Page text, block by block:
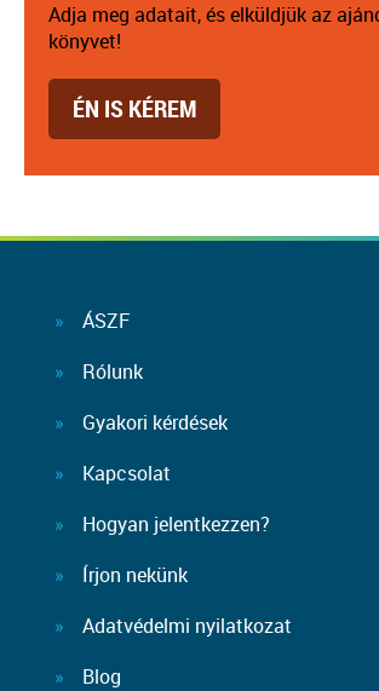
Adja meg adatait, és elküldjük az
könyvet!
ÉN IS KÉREM
ÁSZF
Rólunk
Gyakori kérdések
Kapcsolat
Hogyan jelentkezzen?
Írjon nekünk
Adatvédelmi nyilatkozat
Blog